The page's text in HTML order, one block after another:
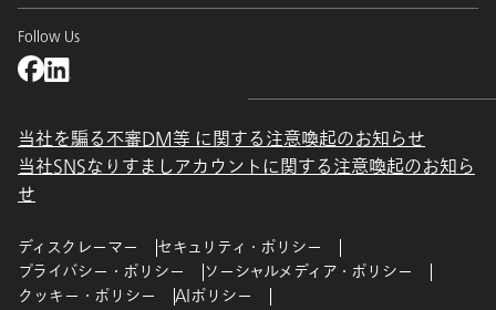
Follow Us
当社を騙る不審DM等 に関する注意喚起のお知らせ
当社SNSなりすましアカウントに関する注意喚起のお知ら
せ
ディスクレーマー
セキュリティ・ポリシー
プライバシー・ポリシー
ソーシャルメディア・ポリシー
クッキー・ポリシー
AIポリシー